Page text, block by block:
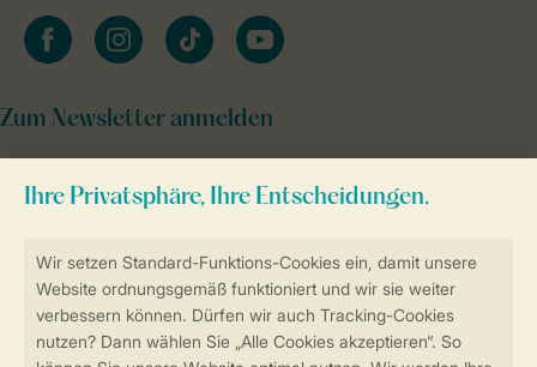
Sicher und schnell zur Online-Buchung
facebookinstagramtiktok youtube
Zum Newsletter anmelden